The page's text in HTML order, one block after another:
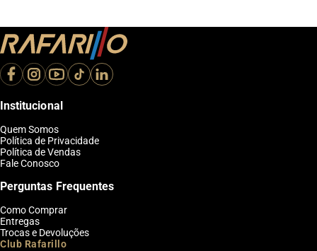
Institucional
Quem Somos
Política de Privacidade
Política de Vendas
Fale Conosco
Perguntas Frequentes
Como Comprar
Entregas
Trocas e Devoluções
Club Rafarillo